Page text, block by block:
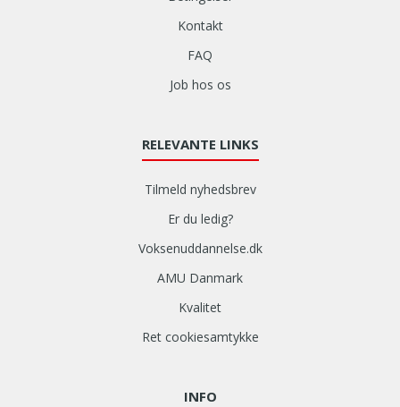
Kontakt
FAQ
Job hos os
RELEVANTE LINKS
Tilmeld nyhedsbrev
Er du ledig?
Voksenuddannelse.dk
AMU Danmark
Kvalitet
Ret cookiesamtykke
INFO